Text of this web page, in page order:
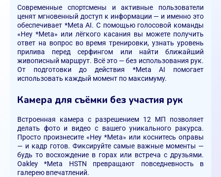
Современные спортсмены и активные пользователи
ценят мгновенный доступ к информации — и именно это
обеспечивает *Meta AI. С помощью голосовой команды
«Hey *Meta» или лёгкого касания вы можете получить
ответ на вопрос во время тренировки, узнать уровень
прилива перед серфингом или найти ближайший
живописный маршрут. Всё это — без использования рук.
От подготовки до действия *Meta AI помогает
использовать каждый момент по максимуму.
Камера для съёмки без участия рук
Встроенная камера с разрешением 12 МП позволяет
делать фото и видео с вашего уникального ракурса.
Просто произнесите «Hey *Meta» или коснитесь оправы
— и кадр готов. Фиксируйте самые важные моменты —
будь то восхождение в горах или встреча с друзьями.
Oakley *Meta HSTN превращают повседневность в
галерею впечатлений.